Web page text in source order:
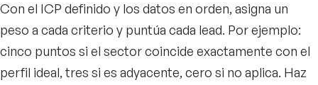
Con el ICP definido y los datos en orden, asigna un
peso a cada criterio y puntúa cada lead. Por ejemplo:
cinco puntos si el sector coincide exactamente con el
perfil ideal, tres si es adyacente, cero si no aplica. Haz